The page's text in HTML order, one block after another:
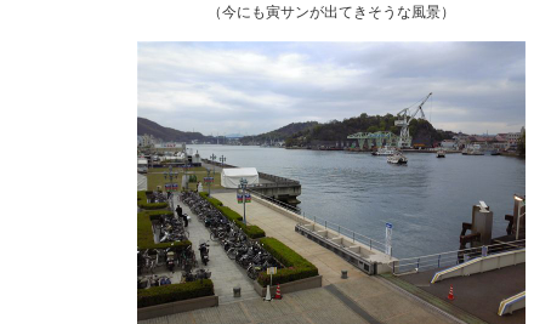
（今にも寅サンが出てきそうな風景）